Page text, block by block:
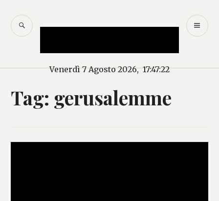
contenuto
Venerdì 7 Agosto 2026, 17:47:23
Mercurio – Il "dio"
CERCA
Tag: gerusalemme